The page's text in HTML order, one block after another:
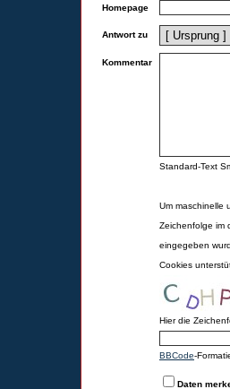
Homepage
Antwort zu
Kommentar
Standard-Text
Um maschinelle
Zeichenfolge im
eingegeben
Cookies
Hier die
BBCode-
Daten